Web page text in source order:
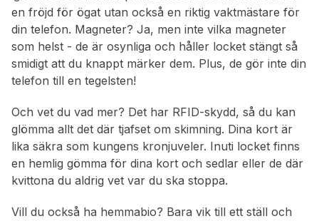
en fröjd för ögat utan också en riktig vaktmästare för
din telefon. Magneter? Ja, men inte vilka magneter
som helst - de är osynliga och håller locket stängt så
smidigt att du knappt märker dem. Plus, de gör inte din
telefon till en tegelsten!
Och vet du vad mer? Det har RFID-skydd, så du kan
glömma allt det där tjafset om skimning. Dina kort är
lika säkra som kungens kronjuveler. Inuti locket finns
en hemlig gömma för dina kort och sedlar eller de där
kvittona du aldrig vet var du ska stoppa.
Vill du också ha hemmabio? Bara vik till ett ställ och